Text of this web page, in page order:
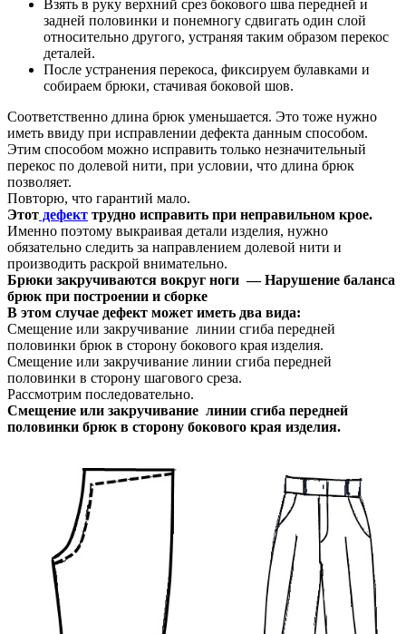
Взять в руку верхний срез бокового шва передней и
задней половинки и понемногу сдвигать один слой
относительно другого, устраняя таким образом перекос
деталей.
После устранения перекоса, фиксируем булавками и
собираем брюки, стачивая боковой шов.
Соответственно длина брюк уменьшается. Это тоже нужно
иметь ввиду при исправлении дефекта данным способом.
Этим способом можно исправить только незначительный
перекос по долевой нити, при условии, что длина брюк
позволяет.
Повторю, что гарантий мало.
Этот дефект трудно исправить при неправильном крое.
Именно поэтому выкраивая детали изделия, нужно
обязательно следить за направлением долевой нити и
производить раскрой внимательно.
Брюки закручиваются вокруг ноги — Нарушение баланса
брюк при построении и сборке
В этом случае дефект может иметь два вида:
Смещение или закручивание линии сгиба передней
половинки брюк в сторону бокового края изделия.
Смещение или закручивание линии сгиба передней
половинки в сторону шагового среза.
Рассмотрим последовательно.
Смещение или закручивание линии сгиба передней
половинки брюк в сторону бокового края изделия.